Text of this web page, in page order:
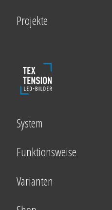
Projekte
System
Funktionsweise
Varianten